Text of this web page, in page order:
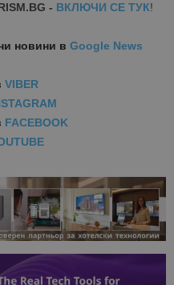
- ВКЛЮЧИ СЕ ТУК!
новини в Google News
VIBER
FACEBOOK